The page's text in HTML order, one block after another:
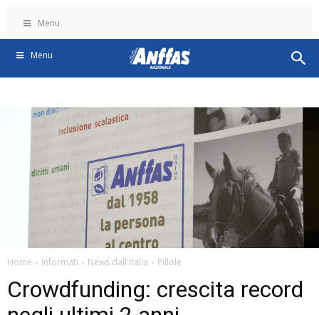
Menu
Menu
Home Informati News dall'Italia Pillole
Crowdfunding: crescita record